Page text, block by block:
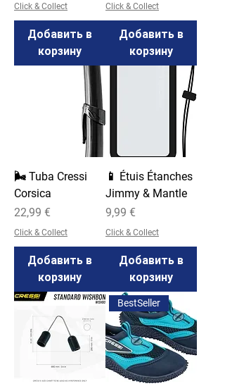
Click & Collect
Добавить в
корзину
Click & Collect
Добавить в
корзину
🌬️ Tuba Cressi
Corsica
Цена
22,99 €
Click & Collect
Добавить в
корзину
📱 Étuis Étanches
Jimmy & Mantle
Цена
9,99 €
Click & Collect
Добавить в
корзину
BestSeller